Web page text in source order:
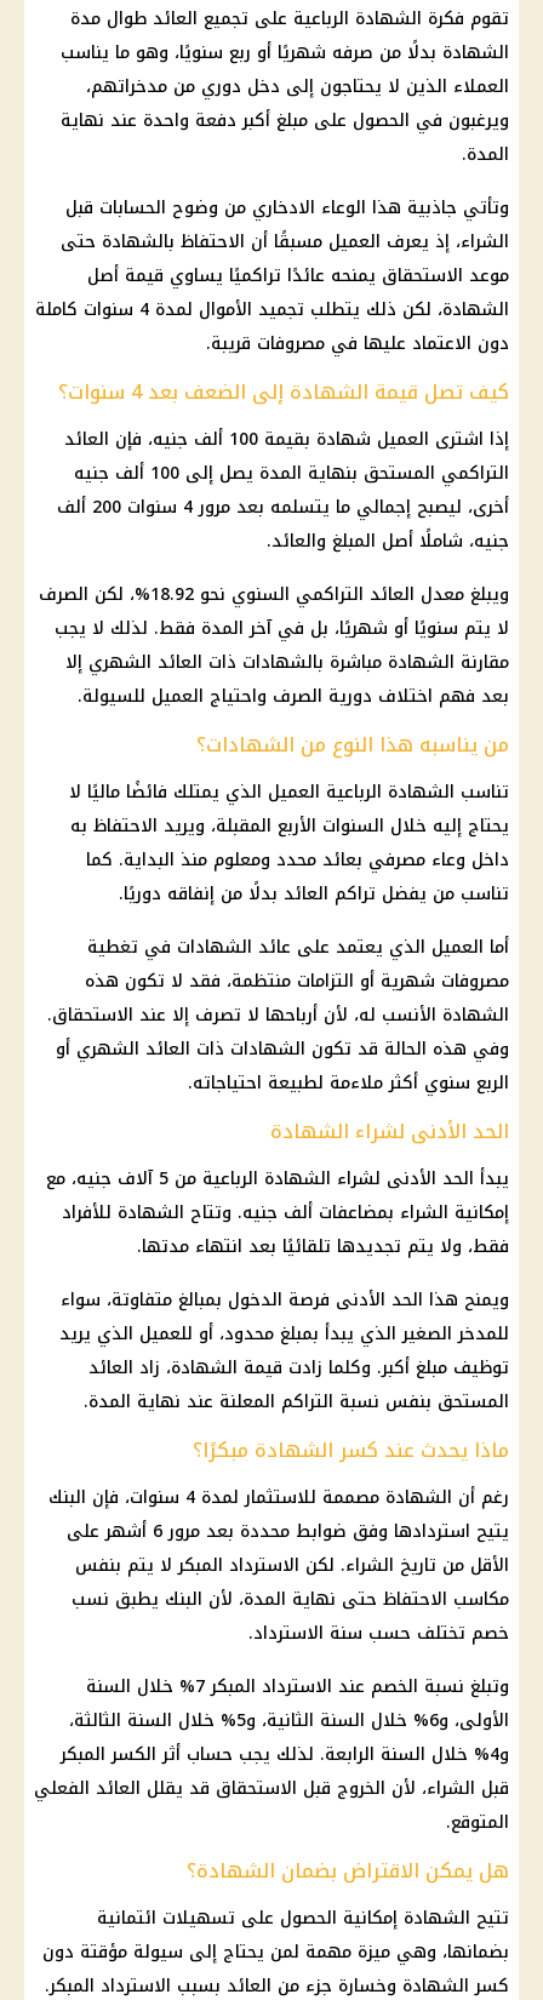
تقوم فكرة الشهادة الرباعية على تجميع العائد طوال مدة
الشهادة بدلًا من صرفه شهريًا أو ربع سنويًا، وهو ما يناسب
العملاء الذين لا يحتاجون إلى دخل دوري من مدخراتهم،
ويرغبون في الحصول على مبلغ أكبر دفعة واحدة عند نهاية
المدة.
وتأتي جاذبية هذا الوعاء الادخاري من وضوح الحسابات قبل
الشراء، إذ يعرف العميل مسبقًا أن الاحتفاظ بالشهادة حتى
موعد الاستحقاق يمنحه عائدًا تراكميًا يساوي قيمة أصل
الشهادة، لكن ذلك يتطلب تجميد الأموال لمدة 4 سنوات كاملة
دون الاعتماد عليها في مصروفات قريبة.
كيف تصل قيمة الشهادة إلى الضعف بعد 4 سنوات؟
إذا اشترى العميل شهادة بقيمة 100 ألف جنيه، فإن العائد
التراكمي المستحق بنهاية المدة يصل إلى 100 ألف جنيه
أخرى، ليصبح إجمالي ما يتسلمه بعد مرور 4 سنوات 200 ألف
جنيه، شاملًا أصل المبلغ والعائد.
ويبلغ معدل العائد التراكمي السنوي نحو 18.92%، لكن الصرف
لا يتم سنويًا أو شهريًا، بل في آخر المدة فقط. لذلك لا يجب
مقارنة الشهادة مباشرة بالشهادات ذات العائد الشهري إلا
بعد فهم اختلاف دورية الصرف واحتياج العميل للسيولة.
من يناسبه هذا النوع من الشهادات؟
تناسب الشهادة الرباعية العميل الذي يمتلك فائضًا ماليًا لا
يحتاج إليه خلال السنوات الأربع المقبلة، ويريد الاحتفاظ به
داخل وعاء مصرفي بعائد محدد ومعلوم منذ البداية. كما
تناسب من يفضل تراكم العائد بدلًا من إنفاقه دوريًا.
أما العميل الذي يعتمد على عائد الشهادات في تغطية
مصروفات شهرية أو التزامات منتظمة، فقد لا تكون هذه
الشهادة الأنسب له، لأن أرباحها لا تصرف إلا عند الاستحقاق.
وفي هذه الحالة قد تكون الشهادات ذات العائد الشهري أو
الربع سنوي أكثر ملاءمة لطبيعة احتياجاته.
الحد الأدنى لشراء الشهادة
يبدأ الحد الأدنى لشراء الشهادة الرباعية من 5 آلاف جنيه، مع
إمكانية الشراء بمضاعفات ألف جنيه. وتتاح الشهادة للأفراد
فقط، ولا يتم تجديدها تلقائيًا بعد انتهاء مدتها.
ويمنح هذا الحد الأدنى فرصة الدخول بمبالغ متفاوتة، سواء
للمدخر الصغير الذي يبدأ بمبلغ محدود، أو للعميل الذي يريد
توظيف مبلغ أكبر. وكلما زادت قيمة الشهادة، زاد العائد
المستحق بنفس نسبة التراكم المعلنة عند نهاية المدة.
ماذا يحدث عند كسر الشهادة مبكرًا؟
رغم أن الشهادة مصممة للاستثمار لمدة 4 سنوات، فإن البنك
يتيح استردادها وفق ضوابط محددة بعد مرور 6 أشهر على
الأقل من تاريخ الشراء. لكن الاسترداد المبكر لا يتم بنفس
مكاسب الاحتفاظ حتى نهاية المدة، لأن البنك يطبق نسب
خصم تختلف حسب سنة الاسترداد.
وتبلغ نسبة الخصم عند الاسترداد المبكر 7% خلال السنة
الأولى، و6% خلال السنة الثانية، و5% خلال السنة الثالثة،
و4% خلال السنة الرابعة. لذلك يجب حساب أثر الكسر المبكر
قبل الشراء، لأن الخروج قبل الاستحقاق قد يقلل العائد الفعلي
المتوقع.
هل يمكن الاقتراض بضمان الشهادة؟
تتيح الشهادة إمكانية الحصول على تسهيلات ائتمانية
بضمانها، وهي ميزة مهمة لمن يحتاج إلى سيولة مؤقتة دون
كسر الشهادة وخسارة جزء من العائد بسبب الاسترداد المبكر.